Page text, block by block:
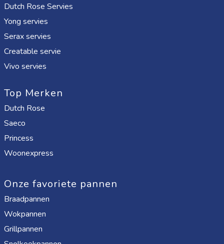
Dutch Rose Servies
Yong servies
Serax servies
Creatable servie
Vivo servies
Top Merken
Dutch Rose
Saeco
Princess
Woonexpress
Onze favoriete pannen
Braadpannen
Wokpannen
Grillpannen